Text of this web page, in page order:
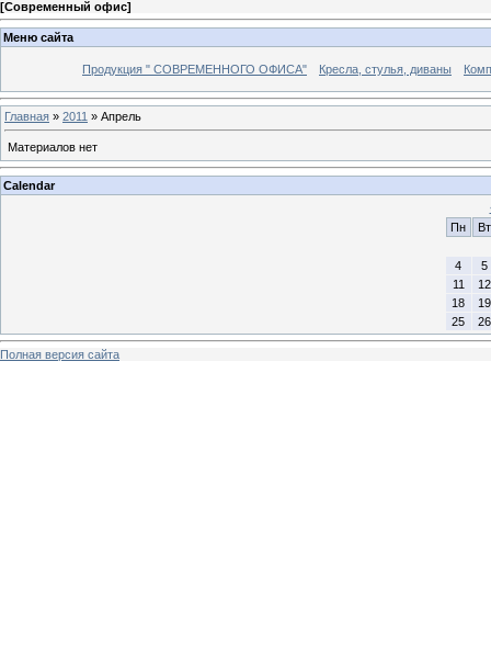
[Современный офис]
Меню сайта
Продукция " СОВРЕМЕННОГО ОФИСА" Кресла, стулья, диваны
Главная » 2011 » Апрель
Материалов нет
Calendar
Пн
Вт
4
5
11
12
18
19
25
26
Полная версия сайта